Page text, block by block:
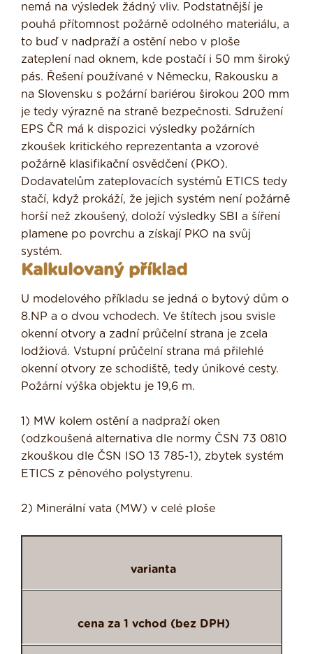
nemá na výsledek žádný vliv. Podstatnější je
pouhá přítomnost požárně odolného materiálu, a
to buď v nadpraží a ostění nebo v ploše
zateplení nad oknem, kde postačí i 50 mm široký
pás. Řešení používané v Německu, Rakousku a
na Slovensku s požární bariérou širokou 200 mm
je tedy výrazně na straně bezpečnosti. Sdružení
EPS ČR má k dispozici výsledky požárních
zkoušek kritického reprezentanta a vzorové
požárně klasifikační osvědčení (PKO).
Dodavatelům zateplovacích systémů ETICS tedy
stačí, když prokáží, že jejich systém není požárně
horší než zkoušený, doloží výsledky SBI a šíření
plamene po povrchu a získají PKO na svůj
systém.
Kalkulovaný příklad
U modelového příkladu se jedná o bytový dům o
8.NP a o dvou vchodech. Ve štítech jsou svisle
okenní otvory a zadní průčelní strana je zcela
lodžiová. Vstupní průčelní strana má přilehlé
okenní otvory ze schodiště, tedy únikové cesty.
Požární výška objektu je 19,6 m.
1) MW kolem ostění a nadpraží oken
(odzkoušená alternativa dle normy ČSN 73 0810
zkouškou dle ČSN ISO 13 785-1), zbytek systém
ETICS z pěnového polystyrenu.
2) Minerální vata (MW) v celé ploše
varianta
cena za 1 vchod (bez DPH)